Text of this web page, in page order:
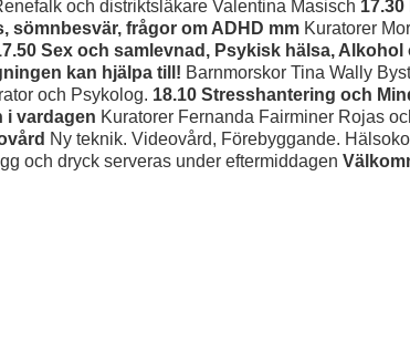
och distriktsläkare Valentina Masisch
sömnbesvär, frågor om ADHD mmKuratorer
Sex och samlevnad, Psykisk hälsa, Alkohol
kan hjälpa till! Barnmorskor Tina Wally
och Psykolog. 18.10 Stresshantering och
i vardagen Kuratorer Fernanda Fairminer Rojas
Ny teknik. Videovård, Förebyggande.
och dryck serveras under eftermiddagen